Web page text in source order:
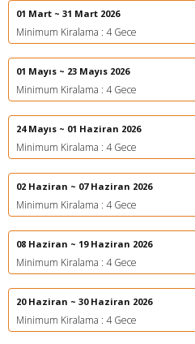
01 Mart ~ 31 Mart 2026
Minimum Kiralama : 4 Gece
01 Mayıs ~ 23 Mayıs 2026
Minimum Kiralama : 4 Gece
24 Mayıs ~ 01 Haziran 2026
Minimum Kiralama : 4 Gece
02 Haziran ~ 07 Haziran 2026
Minimum Kiralama : 4 Gece
08 Haziran ~ 19 Haziran 2026
Minimum Kiralama : 4 Gece
20 Haziran ~ 30 Haziran 2026
Minimum Kiralama : 4 Gece